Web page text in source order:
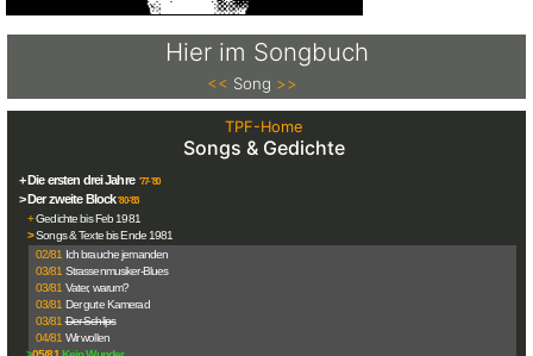
Hier im Songbuch
<< Song >>
TPF-Home
Songs & Gedichte
+ Die ersten drei Jahre '77-'80
> Der zweite Block '80-'83
+Gedichte bis Feb 1981
>Songs & Texte bis Ende 1981
02/81 Ich brauche jemanden
03/81 Strassenmusiker-Blues
03/81 Vater, warum?
03/81 Der gute Kamerad
03/81Der Schlips
04/81 Wir wollen